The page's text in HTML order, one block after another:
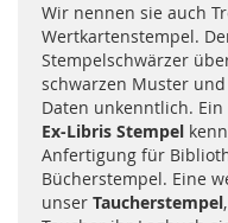
Wir nennen sie auch
Wertkartenstempel.
Stempelschwärzer
schwarzen Muster
Daten unkenntlich.
Ex-Libris Stempel
Anfertigung für
Bücherstempel. Eine
unser Taucherstempel